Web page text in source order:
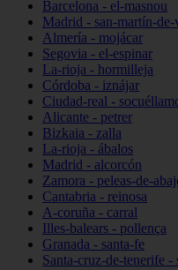
Barcelona - el-masnou
Madrid - san-martín-de-
Almería - mojácar
Segovia - el-espinar
La-rioja - hormilleja
Córdoba - iznájar
Ciudad-real -
Alicante - petrer
Bizkaia - zalla
La-rioja - ábalos
Madrid - alcorcón
Zamora - peleas-de-
Cantabria - reinosa
A-coruña - carral
Illes-balears - pollença
Granada - santa-fe
Santa-cruz-de-tenerife